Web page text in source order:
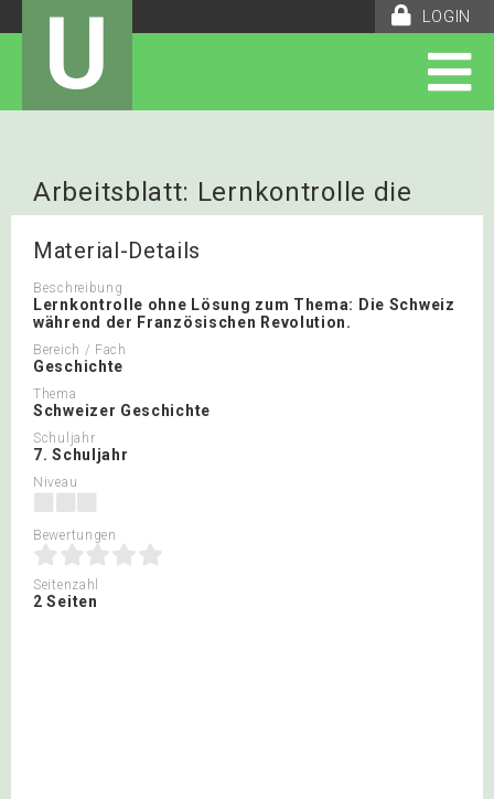
LOGIN
U
Arbeitsblatt: Lernkontrolle die
schweiz während der
französischen Revolution
Material-Details
Beschreibung
Lernkontrolle ohne Lösung zum Thema: Die Schweiz
während der Französischen Revolution.
Bereich / Fach
Geschichte
Thema
Schweizer Geschichte
Schuljahr
7. Schuljahr
Niveau
Bewertungen
Seitenzahl
2 Seiten